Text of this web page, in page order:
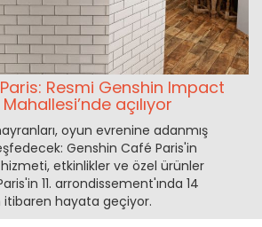
Resmi Genshin Impact
açılıyor
oyun evrenine adanmış
Genshin Café Paris'in
hizmeti, etkinlikler ve özel ürünler
11. arrondissement'ında 14
itibaren hayata geçiyor.